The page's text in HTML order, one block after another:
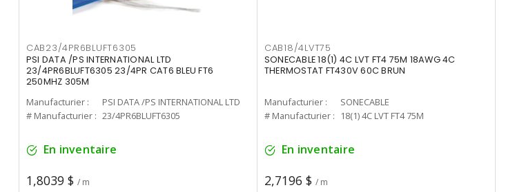
CAB23/4PR6BLUFT6305
PSI DATA /PS INTERNATIONAL LTD
23/4PR6BLUFT6305 23/4PR CAT6 BLEU FT6
250MHZ 305M
Manufacturier :
PSI DATA /PS INTERNATIONAL LTD
# Manufacturier : 23/4PR6BLUFT6305
En inventaire
1,8039 $ / m
CAB18/4LVT75
SONECABLE 18(1) 4C LVT FT4 75M 18AWG 4C
THERMOSTAT FT430V 60C BRUN
Manufacturier :
SONECABLE
# Manufacturier :
18(1) 4C LVT FT4 75M
En inventaire
2,7196 $ / m